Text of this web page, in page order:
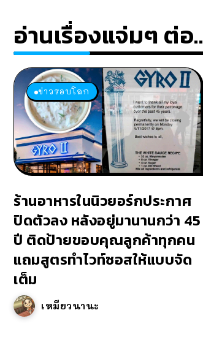
อ่านเรื่องแจ่มๆ ต่อ..
ข่าวรอบโลก
ร้านอาหารในนิวยอร์กประกาศ
ปิดตัวลง หลังอยู่มานานกว่า 45
ปี ติดป้ายขอบคุณลูกค้าทุกคน
แถมสูตรทำไวท์ซอสให้แบบจัด
เต็ม
เหมียวนานะ